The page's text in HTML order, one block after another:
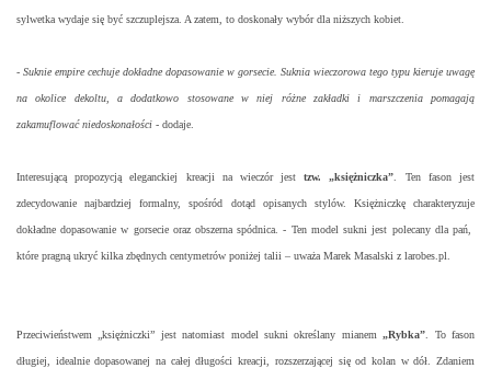
sylwetka wydaje się być szczuplejsza. A zatem, to doskonały wybór dla niższych kobiet.
- Suknie empire cechuje dokładne dopasowanie w gorsecie. Suknia wieczorowa tego typu kieruje uwagę
na okolice dekoltu, a dodatkowo stosowane w niej różne zakładki i marszczenia pomagają
zakamuflować niedoskonałości - dodaje.
Interesującą propozycją eleganckiej kreacji na wieczór jest tzw. „księżniczka” . Ten fason jest
zdecydowanie najbardziej formalny, spośród dotąd opisanych stylów. Księżniczkę charakteryzuje
dokładne dopasowanie w gorsecie oraz obszerna spódnica. - Ten model sukni jest polecany dla pań,
które pragną ukryć kilka zbędnych centymetrów poniżej talii – uważa Marek Masalski z larobes.pl.
Przeciwieństwem „księżniczki” jest natomiast model sukni określany mianem„Rybka” . To fason
długiej, idealnie dopasowanej na całej długości kreacji, rozszerzającej się od kolan w dół. Zdaniem